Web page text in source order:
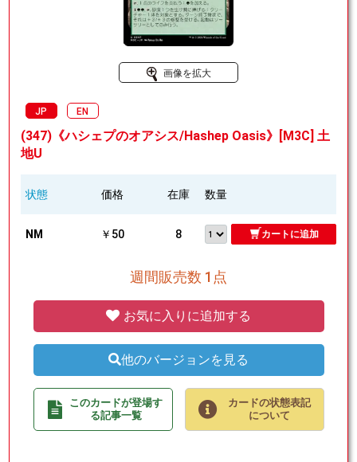
画像を拡大
JP EN
(347)《ハシェプのオアシス/Hashep Oasis》[M3C] 土
地U
状態 価格 在庫 数量
NM ￥50 8 カートに追加
週間販売数 1点
お気に入りに追加する
他のバージョンを見る
このカードが登場す
る記事一覧
カードの状態表記
について